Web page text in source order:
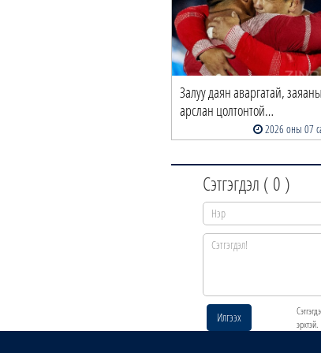
Залуу даян аваргатай, заяаны
арслан цолтонтой…
2026 оны 07
Сэтгэгдэл ( 0 )
Илгээх
эрхтэй.